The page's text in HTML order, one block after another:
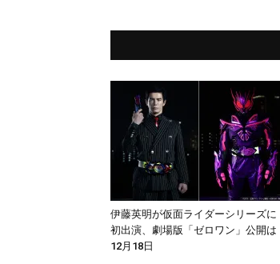
伊藤英明が仮面ライダーシリーズに
初出演、劇場版「ゼロワン」公開は
12月18日